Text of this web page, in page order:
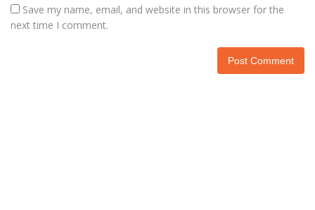
Save my name, email, and website in this browser for the
next time I comment.